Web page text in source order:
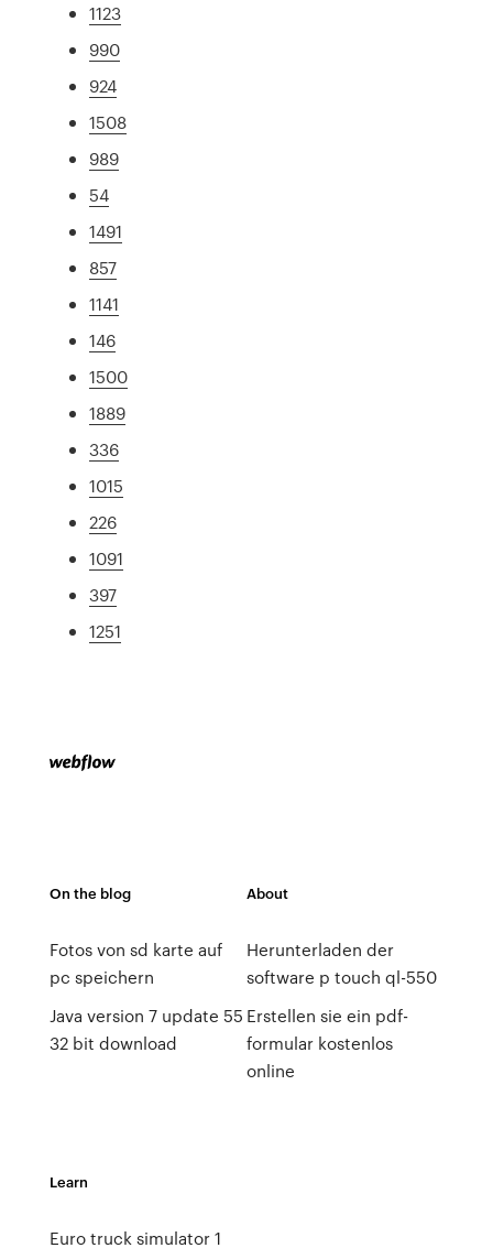
1123
990
924
1508
989
54
1491
857
1141
146
1500
1889
336
1015
226
1091
397
1251
On the blog
Fotos von sd karte auf
pc speichern
Java version 7 update 55
32 bit download
About
Herunterladen der
software p touch ql-550
Erstellen sie ein pdf-
formular kostenlos
online
Learn
Euro truck simulator 1